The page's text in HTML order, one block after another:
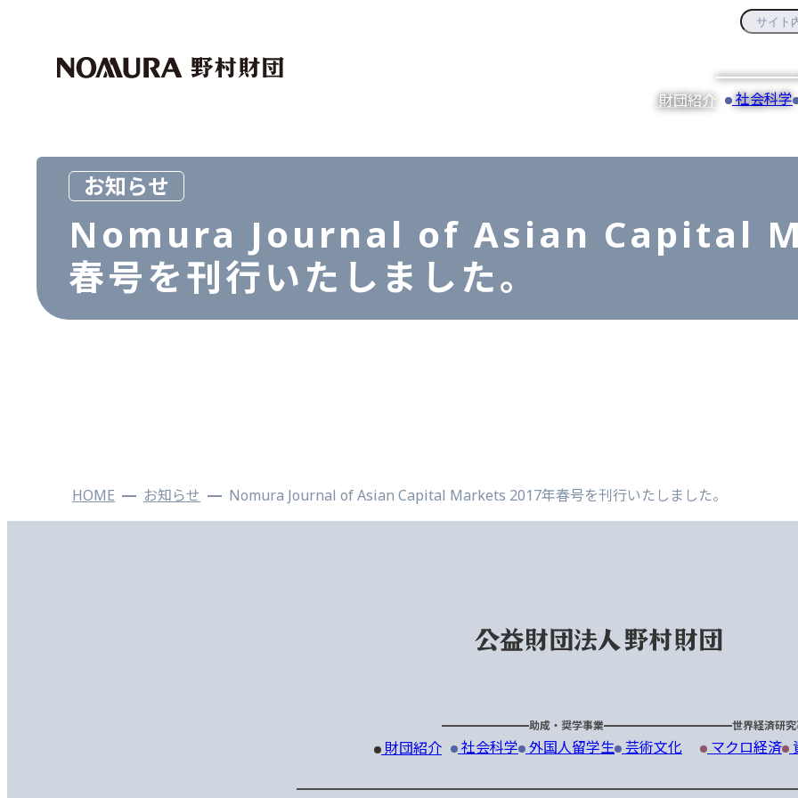
財団紹介
外国人留学生
芸術文化
世界経済研究事業
マクロ経済
資本市場
財団紹介 社会科学
お知らせ
Nomura Journal of Asian Capital
春号を刊行いたしました。
HOME お知らせ Nomura Journal of Asian Capital Markets 2017年春号を刊行いたしました。
財団紹介
助成・奨学事業
社会科学 外国人留学生 芸術文化
世界経済研
マクロ経済